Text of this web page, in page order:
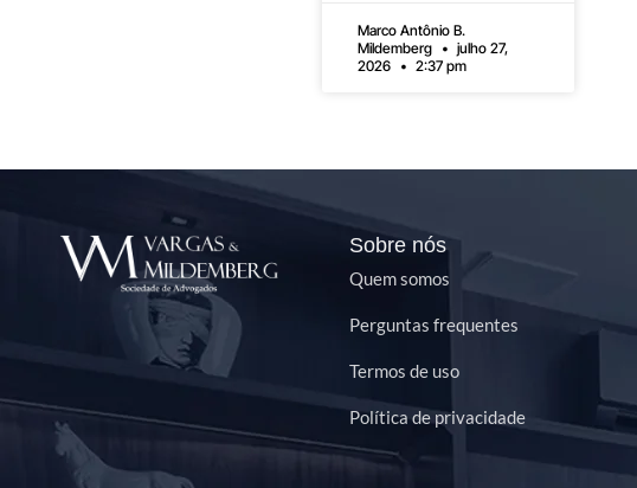
Marco Antônio B.
Mildemberg
julho 27,
2026
2:37 pm
Sobre nós
Quem somos
Perguntas frequentes
Termos de uso
Política de privacidade